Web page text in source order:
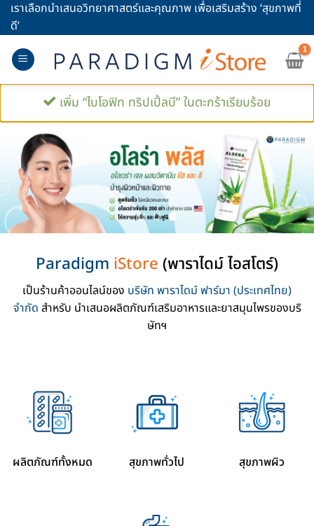
Skipเราเลือกนำเสนอวิทยาศาสตร์และคุณภาพ เพื่อเสริมสร้าง ‘สุขภาพที่
ดี’
เพิ่ม “ไบโอฟิท ทริปเปิ้ลบี” ในตะกร้าเรียบร้อย
Paradigm iStore (พาราไดม์ ไอสโตร์)
เป็นร้านค้าออนไลน์ของ บริษัท พาราไดม์ ฟาร์มา (ประเทศไทย)
จำกัด สำหรับ นำเสนอผลิตภัณฑ์เสริมอาหารและยาสมุนไพรของบริ
ษัทฯ
ผลิตภัณฑ์ทั้งหมด สุขภาพทั่วไป สุขภาพผิว